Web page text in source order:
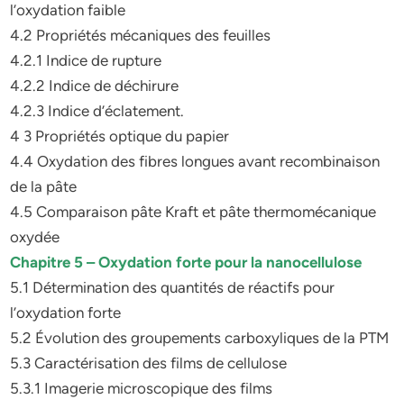
l’oxydation faible
4.2 Propriétés mécaniques des feuilles
4.2.1 Indice de rupture
4.2.2 Indice de déchirure
4.2.3 Indice d’éclatement.
4 3 Propriétés optique du papier
4.4 Oxydation des fibres longues avant recombinaison
de la pâte
4.5 Comparaison pâte Kraft et pâte thermomécanique
oxydée
Chapitre 5 – Oxydation forte pour la nanocellulose
5.1 Détermination des quantités de réactifs pour
l’oxydation forte
5.2 Évolution des groupements carboxyliques de la PTM
5.3 Caractérisation des films de cellulose
5.3.1 Imagerie microscopique des films